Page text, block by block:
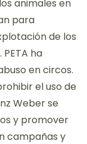
animales en
para
de los
ha
en circos.
el uso de
Weber se
y promover
campañas y